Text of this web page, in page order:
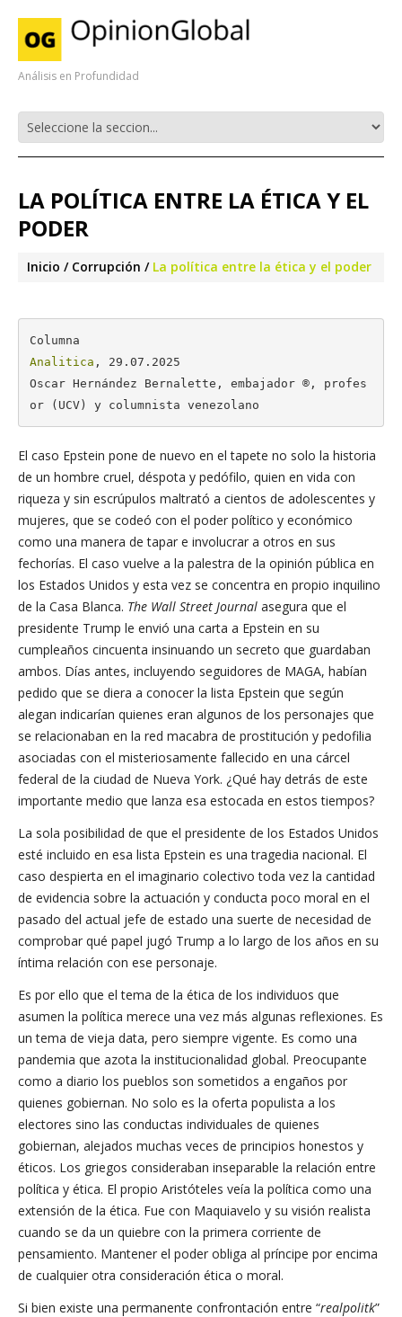
Análisis en Profundidad
LA POLÍTICA ENTRE LA ÉTICA Y EL
PODER
Inicio Corrupción La política entre la ética y el poder
Analitica , 29.07.2025
Oscar Hernández Bernalette, embajador ®, profes
or (UCV) y columnista venezolano
El caso Epstein pone de nuevo en el tapete no solo la historia
de un hombre cruel, déspota y pedófilo, quien en vida con
riqueza y sin escrúpulos maltrató a cientos de adolescentes y
mujeres, que se codeó con el poder político y económico
como una manera de tapar e involucrar a otros en sus
fechorías. El caso vuelve a la palestra de la opinión pública en
los Estados Unidos y esta vez se concentra en propio inquilino
de la Casa Blanca. The Wall Street Journal asegura que el
presidente Trump le envió una carta a Epstein en su
cumpleaños cincuenta insinuando un secreto que guardaban
ambos. Días antes, incluyendo seguidores de MAGA, habían
pedido que se diera a conocer la lista Epstein que según
alegan indicarían quienes eran algunos de los personajes que
se relacionaban en la red macabra de prostitución y pedofilia
asociadas con el misteriosamente fallecido en una cárcel
federal de la ciudad de Nueva York. ¿Qué hay detrás de este
importante medio que lanza esa estocada en estos tiempos?
La sola posibilidad de que el presidente de los Estados Unidos
esté incluido en esa lista Epstein es una tragedia nacional. El
caso despierta en el imaginario colectivo toda vez la cantidad
de evidencia sobre la actuación y conducta poco moral en el
pasado del actual jefe de estado una suerte de necesidad de
comprobar qué papel jugó Trump a lo largo de los años en su
íntima relación con ese personaje.
Es por ello que el tema de la ética de los individuos que
asumen la política merece una vez más algunas reflexiones. Es
un tema de vieja data, pero siempre vigente. Es como una
pandemia que azota la institucionalidad global. Preocupante
como a diario los pueblos son sometidos a engaños por
quienes gobiernan. No solo es la oferta populista a los
electores sino las conductas individuales de quienes
gobiernan, alejados muchas veces de principios honestos y
éticos. Los griegos consideraban inseparable la relación entre
política y ética. El propio Aristóteles veía la política como una
extensión de la ética. Fue con Maquiavelo y su visión realista
cuando se da un quiebre con la primera corriente de
pensamiento. Mantener el poder obliga al príncipe por encima
de cualquier otra consideración ética o moral.
Si bien existe una permanente confrontación entre “realpolitk”